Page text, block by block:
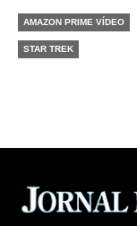
AMAZON PRIME VÍDEO
STAR TREK